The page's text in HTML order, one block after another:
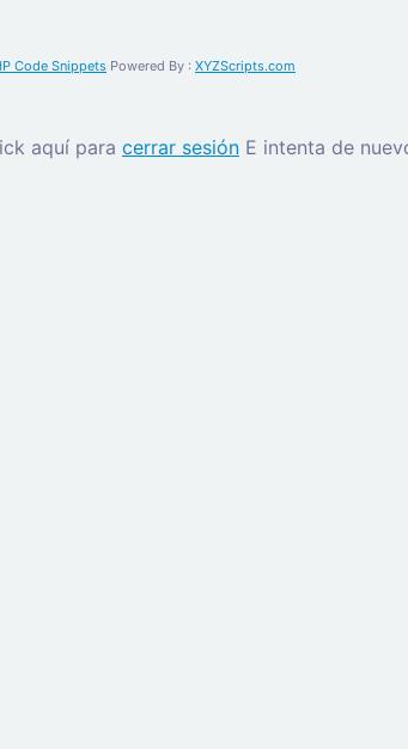
Code Snippets Powered By : XYZScripts.com
aquí para cerrar sesión E intenta de